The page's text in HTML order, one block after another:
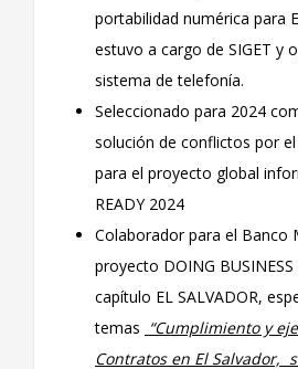
portabilidad numérica para
estuvo a cargo de SIGET y
sistema de telefonía.
Seleccionado para 2024
solución de conflictos por
para el proyecto global
READY 2024
Colaborador para el Banco
proyecto DOING
capítulo EL SALVADOR,
temas “Cumplimiento y
Contratos en El Salvador,